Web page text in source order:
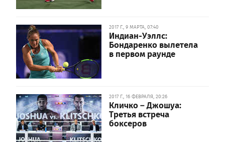
2017 Г., 9 МАРТА, 07:40
Индиан-Уэллс:
Бондаренко вылетела
в первом раунде
2017 Г., 16 ФЕВРАЛЯ, 20:26
Кличко – Джошуа:
Третья встреча
боксеров